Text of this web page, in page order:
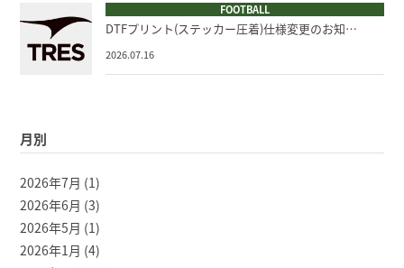
FOOTBALL
DTFプリント(ステッカー圧着)仕様変更のお知…
2026.07.16
月別
2026年7月 (1)
2026年6月 (3)
2026年5月 (1)
2026年1月 (4)